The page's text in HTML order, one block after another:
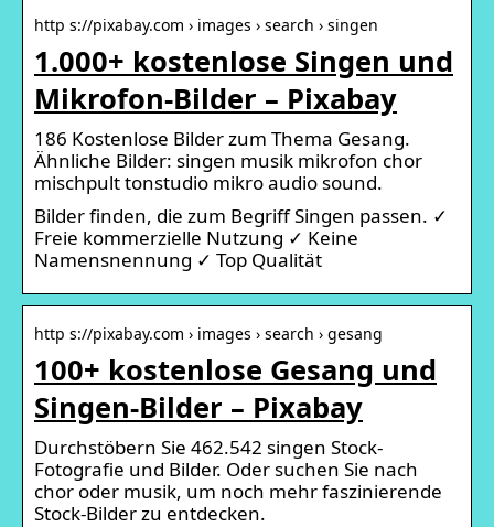
http s://pixabay.com › images › search › singen
1.000+ kostenlose Singen und
Mikrofon-Bilder – Pixabay
186 Kostenlose Bilder zum Thema Gesang.
Ähnliche Bilder: singen musik mikrofon chor
mischpult tonstudio mikro audio sound.
Bilder finden, die zum Begriff Singen passen. ✓
Freie kommerzielle Nutzung ✓ Keine
Namensnennung ✓ Top Qualität
http s://pixabay.com › images › search › gesang
100+ kostenlose Gesang und
Singen-Bilder – Pixabay
Durchstöbern Sie 462.542 singen Stock-
Fotografie und Bilder. Oder suchen Sie nach
chor oder musik, um noch mehr faszinierende
Stock-Bilder zu entdecken.